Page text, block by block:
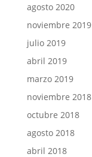
agosto 2020
noviembre 2019
julio 2019
abril 2019
marzo 2019
noviembre 2018
octubre 2018
agosto 2018
abril 2018